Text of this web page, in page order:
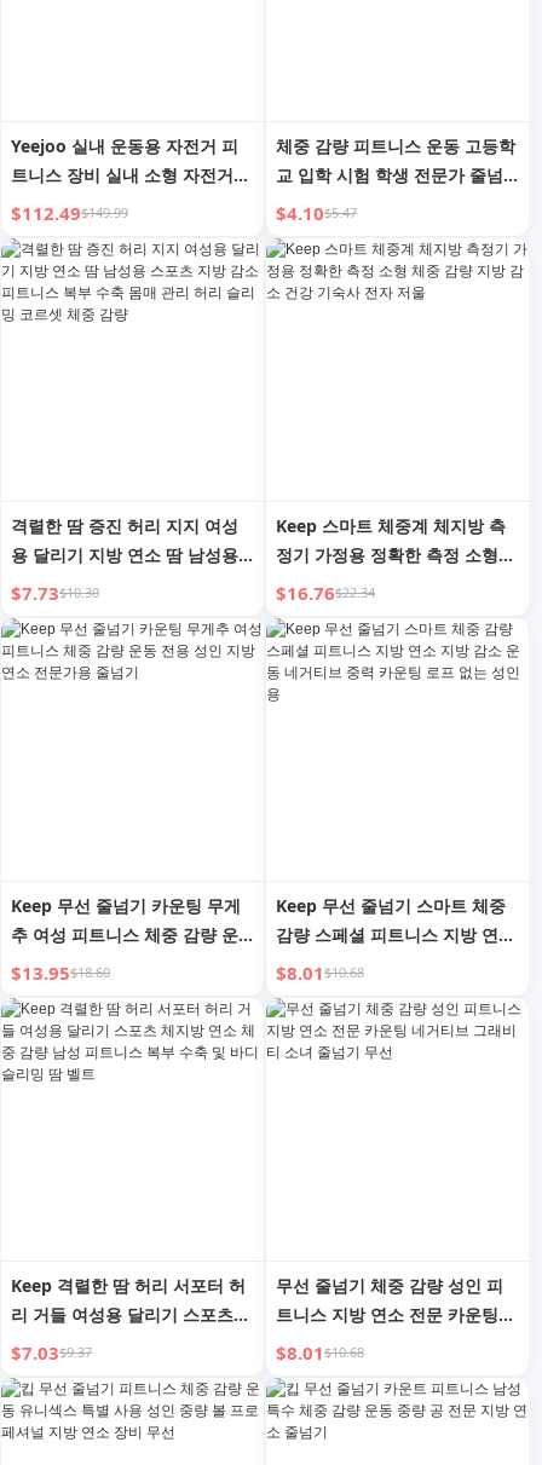
Yeejoo 실내 운동용 자전거 피
트니스 장비 실내 소형 자전거
스포츠 체중 감량 장비 K2P
$112.49$149.99
체중 감량 피트니스 운동 고등학
교 입학 시험 학생 전문가 줄넘
기
$4.10$5.47
격렬한 땀 증진 허리 지지 여성
용 달리기 지방 연소 땀 남성용
스포츠 지방 감소 피트니스 복부
수축 몸매 관리 허리 슬리밍 코
르셋 체중 감량
$7.73$10.30
Keep 스마트 체중계 체지방 측
정기 가정용 정확한 측정 소형
체중 감량 지방 감소 건강 기숙
사 전자 저울
$16.76$22.34
Keep 무선 줄넘기 카운팅 무게
추 여성 피트니스 체중 감량 운
동 전용 성인 지방 연소 전문가
용 줄넘기
$13.95$18.60
Keep 무선 줄넘기 스마트 체중
감량 스페셜 피트니스 지방 연소
지방 감소 운동 네거티브 중력
카운팅 로프 없는 성인용
$8.01$10.68
Keep 격렬한 땀 허리 서포터 허
리 거들 여성용 달리기 스포츠
체지방 연소 체중 감량 남성 피
트니스 복부 수축 및 바디 슬리
밍 땀 벨트
$7.03$9.37
무선 줄넘기 체중 감량 성인 피
트니스 지방 연소 전문 카운팅
네거티브 그래비티 소녀 줄넘기
무선
$8.01$10.68